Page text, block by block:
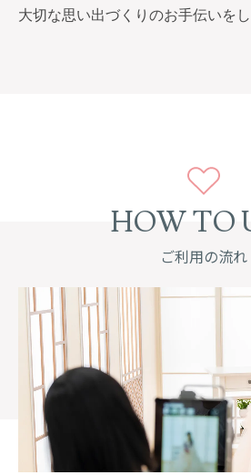
大切な思い出づくりのお手伝いをし
HOW TO
ご利用の流れ